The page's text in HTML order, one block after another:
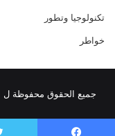
تكنولوجيا وتطور
خواطر
جميع الحقوق محفوظة ل الجمهورية24 - تم